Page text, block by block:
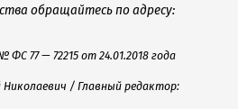
обращайтесь по адресу:
77 — 72215 от 24.01.2018 года
Николаевич / Главный редактор: